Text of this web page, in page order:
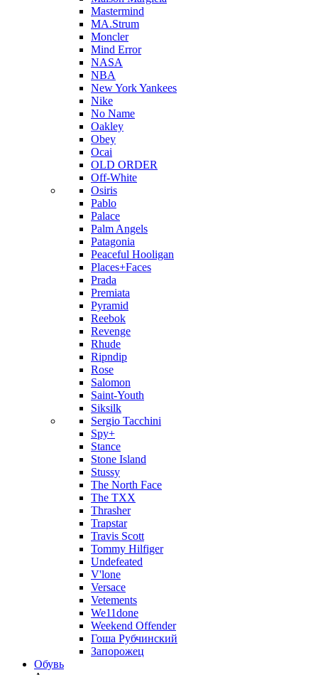
Mastermind
MA.Strum
Moncler
Mind Error
NASA
NBA
New York Yankees
Nike
No Name
Oakley
Obey
Ocai
OLD ORDER
Off-White
Osiris
Pablo
Palace
Palm Angels
Patagonia
Peaceful Hooligan
Places+Faces
Prada
Premiata
Pyramid
Reebok
Revenge
Rhude
Ripndip
Rose
Salomon
Saint-Youth
Siksilk
Sergio Tacchini
Spy+
Stance
Stone Island
Stussy
The North Face
The TXX
Thrasher
Trapstar
Travis Scott
Tommy Hilfiger
Undefeated
V'lone
Versace
Vetements
We11done
Weekend Offender
Гоша Рубчинский
Запорожец
Обувь